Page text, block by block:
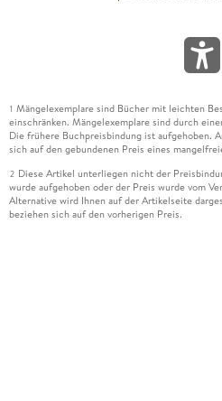
1 Mängelexemplare sind Bücher mit leichten
einschränken. Mängelexemplare sind durch
Die frühere Buchpreisbindung ist aufgehoben.
sich auf den gebundenen Preis eines
2 Diese Artikel unterliegen nicht der
wurde aufgehoben oder der Preis wurde vom
Alternative wird Ihnen auf der Artikelseite
beziehen sich auf den vorherigen Preis.